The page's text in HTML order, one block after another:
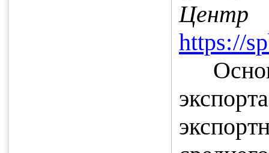
Центр
https://